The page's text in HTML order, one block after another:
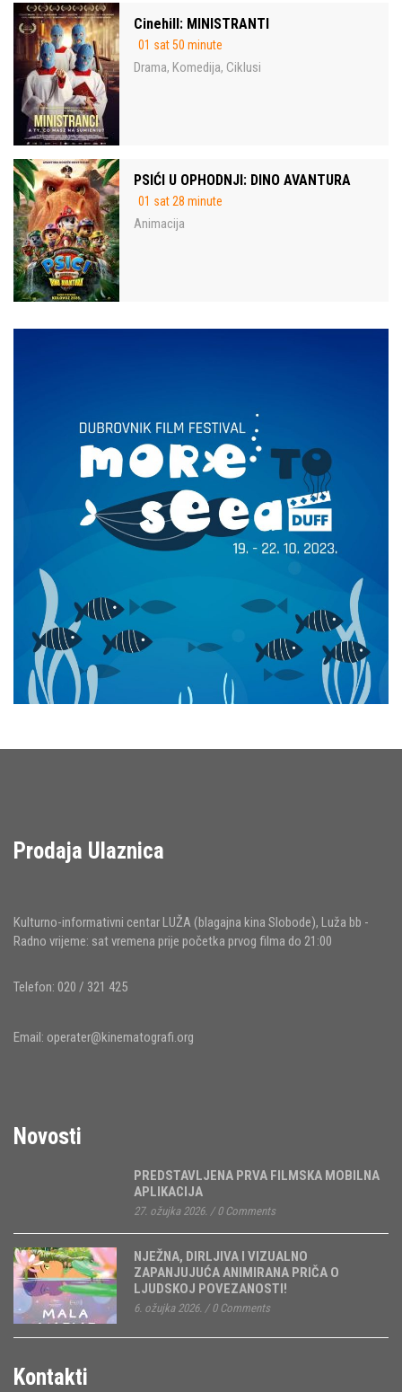
Cinehill: MINISTRANTI
01 sat 50 minute
Drama, Komedija, Ciklusi
PSIĆI U OPHODNJI: DINO AVANTURA
01 sat 28 minute
Animacija
Prodaja Ulaznica
Kulturno-informativni centar LUŽA (blagajna kina Slobode), Luža bb -
Radno vrijeme: sat vremena prije početka prvog filma do 21:00
Telefon: 020 / 321 425
Email: operater@kinematografi.org
Novosti
PREDSTAVLJENA PRVA FILMSKA MOBILNA
APLIKACIJA
27. ožujka 2026. / 0 Comments
NJEŽNA, DIRLJIVA I VIZUALNO
ZAPANJUJUĆA ANIMIRANA PRIČA O
LJUDSKOJ POVEZANOSTI!
6. ožujka 2026. / 0 Comments
Kontakti